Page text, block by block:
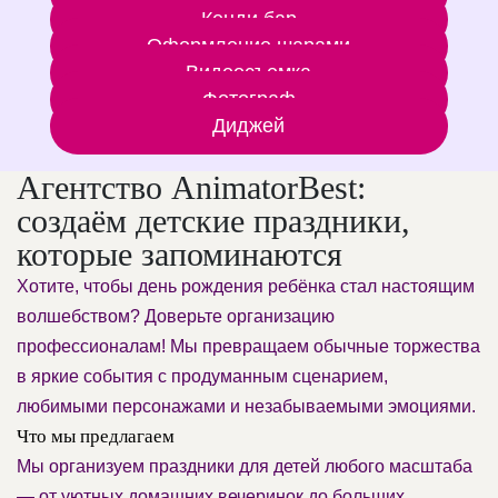
Кенди бар
Оформление шарами
Видеосъемка
Фотограф
Диджей
Агентство AnimatorBest:
создаём детские праздники,
которые запоминаются
Хотите, чтобы день рождения ребёнка стал настоящим
волшебством? Доверьте организацию
профессионалам! Мы превращаем обычные торжества
в яркие события с продуманным сценарием,
любимыми персонажами и незабываемыми эмоциями.
Что мы предлагаем
Мы организуем праздники для детей любого масштаба